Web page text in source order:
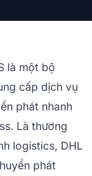
là một bộ
cấp dịch vụ
phát nhanh
Là thương
logistics, DHL
phát